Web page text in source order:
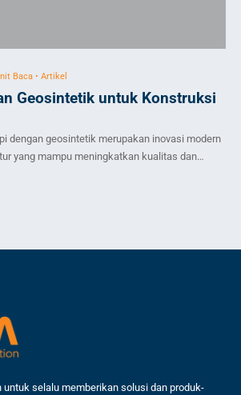
Baca • Artikel
Geosintetik untuk Konstruksi
dengan geosintetik merupakan inovasi modern
yang mampu meningkatkan kualitas dan
untuk selalu memberikan solusi dan produk-